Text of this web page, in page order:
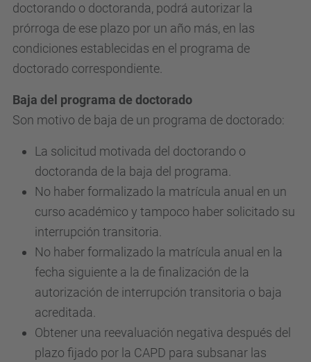
doctorando o doctoranda, podrá autorizar la
prórroga de ese plazo por un año más, en las
condiciones establecidas en el programa de
doctorado correspondiente.
Baja del programa de doctorado
Son motivo de baja de un programa de doctorado:
La solicitud motivada del doctorando o
doctoranda de la baja del programa.
No haber formalizado la matrícula anual en un
curso académico y tampoco haber solicitado su
interrupción transitoria.
No haber formalizado la matrícula anual en la
fecha siguiente a la de finalización de la
autorización de interrupción transitoria o baja
acreditada.
Obtener una reevaluación negativa después del
plazo fijado por la CAPD para subsanar las